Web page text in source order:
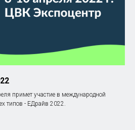
примет участие в международной
типов - ЕДрайв 2022.